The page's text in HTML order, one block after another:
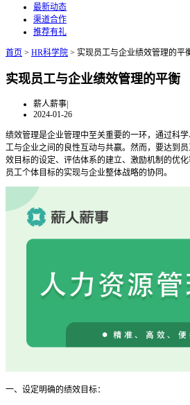
最新动态
渠道合作
推荐有礼
首页 > HR科学院 > 实现员工与企业绩效管理的平
实现员工与企业绩效管理的平衡
薪人薪事|
2024-01-26
绩效管理是企业管理中至关重要的一环，通过科
工与企业之间的良性互动与共赢。然而，要达到
效目标的设定、评估体系的建立、激励机制的优
员工个体目标的实现与企业整体战略的协同。
一、设定明确的绩效目标：